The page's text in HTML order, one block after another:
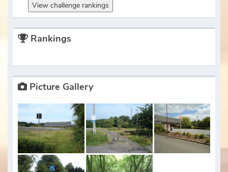
View challenge rankings
Rankings
Picture Gallery